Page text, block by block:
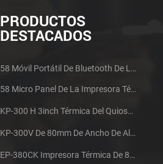
PRODUCTOS
DESTACADOS
58 Móvil Portátil De Bluetooth De La Impresora Térmica De PTP-II
58 Micro Panel De La Impresora Térmica De Recibos CSN-A1
KP-300 H 3inch Térmica Del Quiosco De La Impresora Módulo De
KP-300V De 80mm De Ancho De Alta Velocidad De La Impresora Térmica Del Quiosco
EP-380CK Impresora Térmica De 80 Mm Con Bloqueo De La Tapa